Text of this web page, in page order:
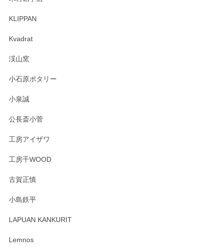
淡いグリーンのカラーがとても可愛いです❤️ ありがとうござ
す。 素敵な湯呑みでとても気に入りました。 発送も早く、
たm(_)m
KLIPPAN
Kvadrat
渓山窯
小石原ポタリー
小泉誠
公長斎小菅
工房アイザワ
工房千WOOD
古賀正慎
小島鉄平
LAPUAN KANKURIT
Lemnos